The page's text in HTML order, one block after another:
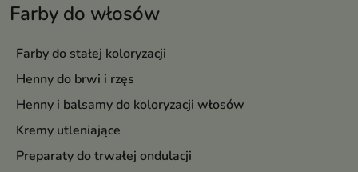
Farby do włosów
Farby do stałej koloryzacji
Henny do brwi i rzęs
Henny i balsamy do koloryzacji włosów
Kremy utleniające
Preparaty do trwałej ondulacji